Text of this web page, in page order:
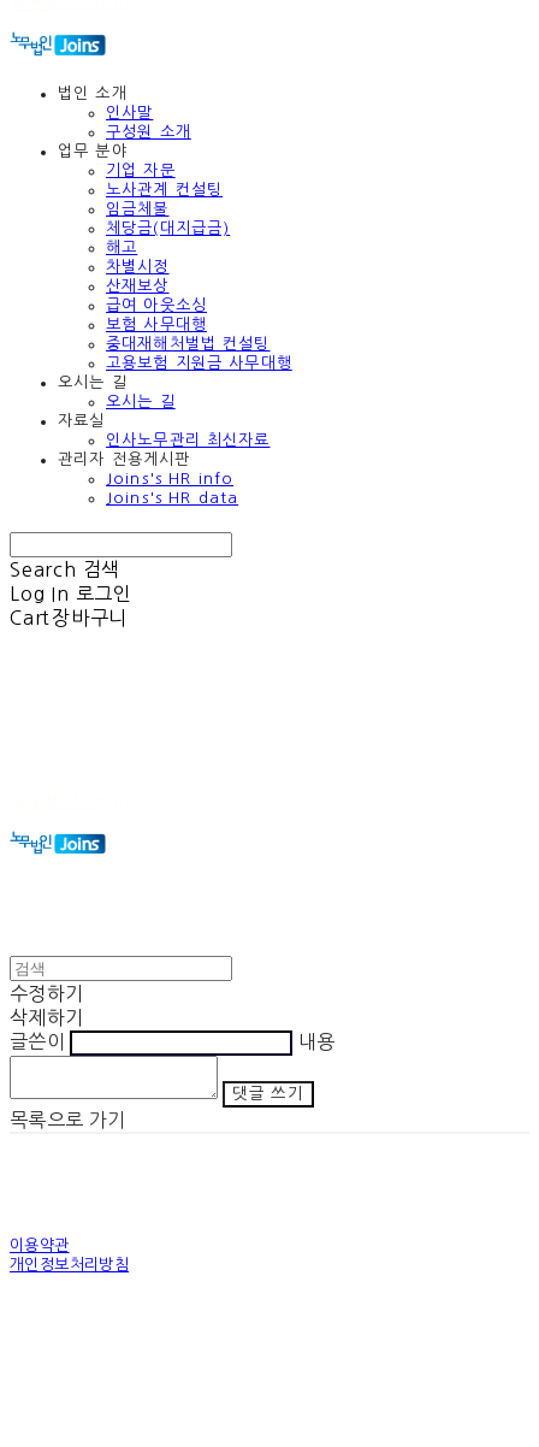
법인 소개
인사말
구성원 소개
업무 분야
기업 자문
노사관계 컨설팅
임금체불
체당금(대지급금)
해고
차별시정
산재보상
급여 아웃소싱
보험 사무대행
중대재해처벌법 컨설팅
고용보험 지원금 사무대행
오시는 길
오시는 길
자료실
인사노무관리 최신자료
관리자 전용게시판
Joins's HR info
Joins's HR data
Search 검색
Log In 로그인
Cart장바구니
수정하기
삭제하기
글쓴이
내용
댓글 쓰기
목록으로 가기
이용약관
개인정보처리방침